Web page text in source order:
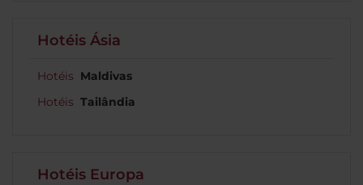
Hotéis Ásia
Hotéis Maldivas
Hotéis Tailândia
Hotéis Europa